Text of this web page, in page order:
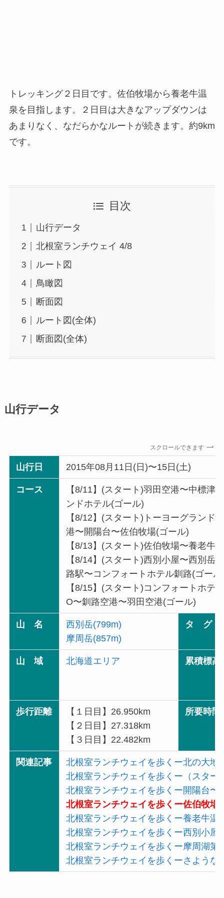
トレッキング２日目です。佐伯牧場から養老牛温
泉を目指します。２日目は大きなアップダウンは
あまりなく、なだらかなルートが続きます。約9km
です。
目次
山行データ
北根室ランチウェイ 4/8
ルート図
鳥瞰図
断面図
ルート図(全体)
断面図(全体)
山行データ
スクロールできます
山行日 2015年08月11日(日)〜15日(土)
コース
【8/11】(スタート)羽田空港〜中標津
ンドホテル(ゴール)
【8/12】(スタート)トーヨーグランド
港〜開陽台〜佐伯牧場(ゴール)
【8/13】(スタート)佐伯牧場〜養老牛
【8/14】(スタート)西別小屋〜西別岳
路駅〜コンフォートホテル釧路(ゴール
【8/15】(スタート)コンフォートホテ
O〜釧路空港〜羽田空港(ゴール)
山 名
西別岳(799m)
摩周岳(857m)
タ グ
山 域 北海道エリア 累積標高
歩行距離
【１日目】26.950km
【２日目】27.318km
【３日目】22.482km
所要時間
関連記事
北根室ランチウェイを歩くー北の大地
北根室ランチウェイを歩くー（スタ
北根室ランチウェイを歩くー開陽台〜
北根室ランチウェイを歩くー佐伯牧場
北根室ランチウェイを歩くー養老牛温
北根室ランチウェイを歩くー西別小屋
北根室ランチウェイを歩くー摩周湖
北根室ランチウェイを歩くーさような